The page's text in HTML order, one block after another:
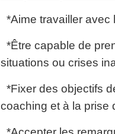
*Aime travailler avec
*Être capable de
situations ou crises
*Fixer des objectifs
coaching et à la prise